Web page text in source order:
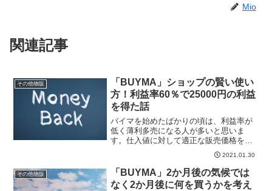
Mio
関連記事
その他物販
「BUYMA」ショップの賢い使い
方！利益率60％で25000円の利益
を得た話
バイマを始めたばかりの頃は、利益率が
低く薄利多売になる人が多いと思いま
す。仕入値に対して適正な販売価格を付
けていなかったり、関税や消費税など税
金の計算が間違っていて利益が少なくな
ってしまうこともあるかと思います。受
注数をこなし、販売に慣れて...
2021.01.30
その他物販
「BUYMA」2か月後の気候では
なく2か月後に何を買うかを考え